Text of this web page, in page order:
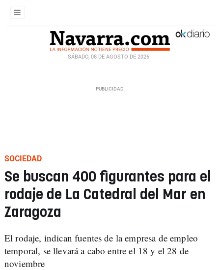
SÁBADO, 08 DE AGOSTO DE 2026
SOCIEDAD
Se buscan 400 figurantes para el
rodaje de La Catedral del Mar en
Zaragoza
El rodaje, indican fuentes de la empresa de empleo
temporal, se llevará a cabo entre el 18 y el 28 de
noviembre